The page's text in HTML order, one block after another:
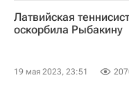
Латвийская
оскорбила Рыбакину
19 мая 2023, 23:51